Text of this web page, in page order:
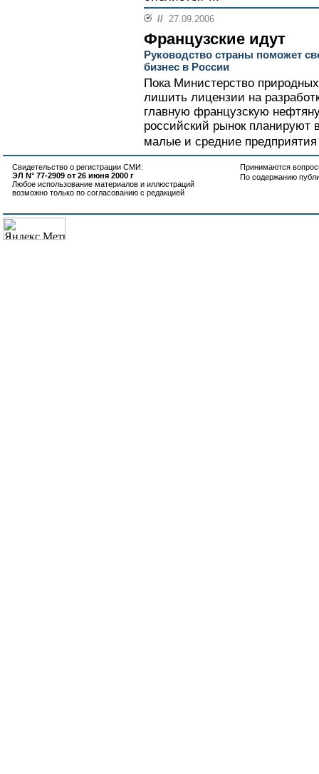
// 27.09.2006
Французские идут
Руководство страны поможет
бизнес в России
Пока Министерство
лишить лицензии на
главную французскую
российский рынок планируют
малые и средние
Свидетельство о регистрации СМИ:
ЭЛ N° 77-2909 от 26 июня 2000 г
Любое использование материалов и иллюстраций
возможно только по согласованию с редакцией
Принимаются
По содержанию